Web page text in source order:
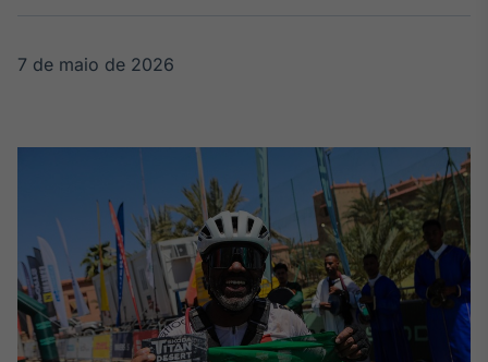
Broadcast
White Label
Plataforma para
conteúdos
personalizados
Soluções de Dados
e Conteúdos
Broadcast
OTC
7 de maio de 2026